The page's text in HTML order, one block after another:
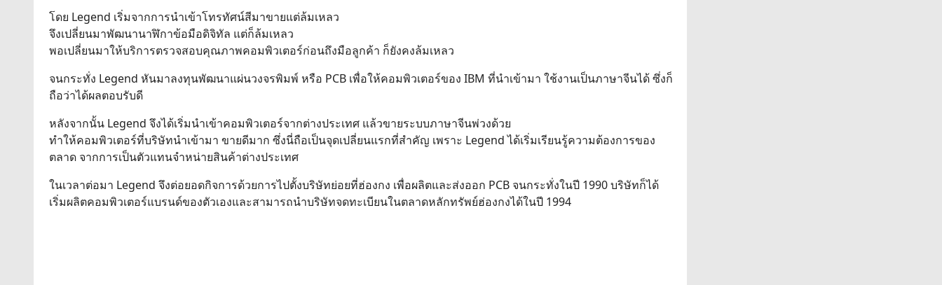
โดย Legend เริ่มจากการนำเข้าโทรทัศน์สีมาขายแต่ล้มเหลว
จึงเปลี่ยนมาพัฒนานาฬิกาข้อมือดิจิทัล แต่ก็ล้มเหลว
พอเปลี่ยนมาให้บริการตรวจสอบคุณภาพคอมพิวเตอร์ก่อนถึงมือลูกค้า ก็ยังคงล้มเหลว
จนกระทั่ง Legend หันมาลงทุนพัฒนาแผ่นวงจรพิมพ์ หรือ PCB เพื่อให้คอมพิวเตอร์ของ IBM ที่นำเข้ามา ใช้งานเป็นภาษาจีนได้ ซึ่งก็
ถือว่าได้ผลตอบรับดี
หลังจากนั้น Legend จึงได้เริ่มนำเข้าคอมพิวเตอร์จากต่างประเทศ แล้วขายระบบภาษาจีนพ่วงด้วย
ทำให้คอมพิวเตอร์ที่บริษัทนำเข้ามา ขายดีมาก ซึ่งนี่ถือเป็นจุดเปลี่ยนแรกที่สำคัญ เพราะ Legend ได้เริ่มเรียนรู้ความต้องการของ
ตลาด จากการเป็นตัวแทนจำหน่ายสินค้าต่างประเทศ
ในเวลาต่อมา Legend จึงต่อยอดกิจการด้วยการไปตั้งบริษัทย่อยที่ฮ่องกง เพื่อผลิตและส่งออก PCB จนกระทั่งในปี 1990 บริษัทก็ได้
เริ่มผลิตคอมพิวเตอร์แบรนด์ของตัวเองและสามารถนำบริษัทจดทะเบียนในตลาดหลักทรัพย์ฮ่องกงได้ในปี 1994